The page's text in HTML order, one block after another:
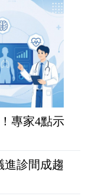
專家4點示
進診間成趨